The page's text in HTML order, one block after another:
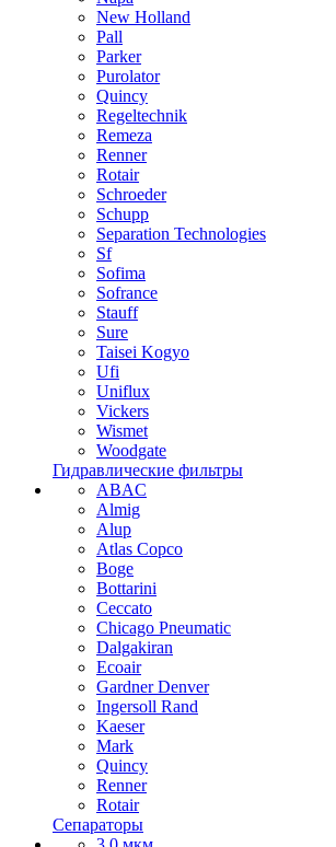
New Holland
Pall
Parker
Purolator
Quincy
Regeltechnik
Remeza
Renner
Rotair
Schroeder
Schupp
Separation Technologies
Sf
Sofima
Sofrance
Stauff
Sure
Taisei Kogyo
Ufi
Uniflux
Vickers
Wismet
Woodgate
Гидравлические фильтры
ABAC
Almig
Alup
Atlas Copco
Boge
Bottarini
Ceccato
Chicago Pneumatic
Dalgakiran
Ecoair
Gardner Denver
Ingersoll Rand
Kaeser
Mark
Quincy
Renner
Rotair
Сепараторы